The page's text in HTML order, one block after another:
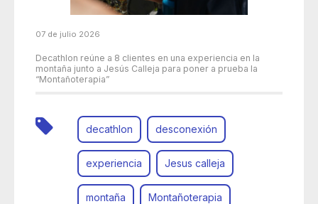
07 de julio 2026
Decathlon reúne a 8 clientes en una experiencia en la
montaña junto a Jesús Calleja para poner a prueba la
“Montañoterapia”
decathlon desconexión
experiencia Jesus calleja
montaña Montañoterapia